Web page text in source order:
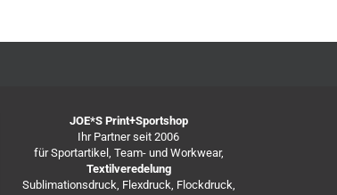
JOE*S Print+Sportshop
Ihr Partner seit 2006
für Sportartikel, Team- und Workwear,
Textilveredelung
Sublimationsdruck, Flexdruck, Flockdruck,